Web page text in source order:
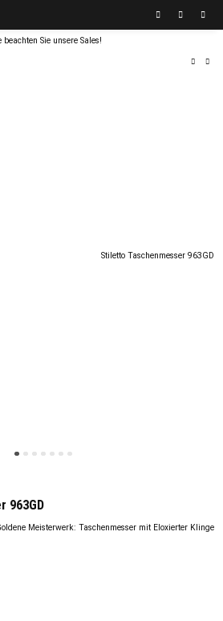
beachten Sie unsere Sales!
963GD
Meisterwerk: Taschenmesser mit Eloxierter Klinge